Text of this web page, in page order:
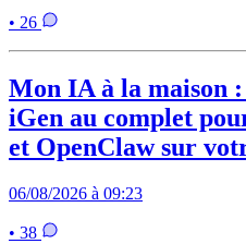
• 26
Mon IA à la maison
iGen au complet
et OpenClaw sur
06/08/2026 à 09:23
• 38